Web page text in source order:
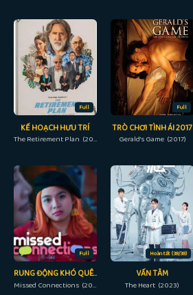
Full
KẾ HOẠCH HƯU TRÍ
The Retirement Plan (2023)
Full
TRÒ CHƠI TÌNH ÁI 2017
Gerald's Game (2017)
Full
RUNG ĐỘNG KHÓ QUÊN
Missed Connections (2023)
Hoàn tất (38/38)
VẤN TÂM
The Heart (2023)